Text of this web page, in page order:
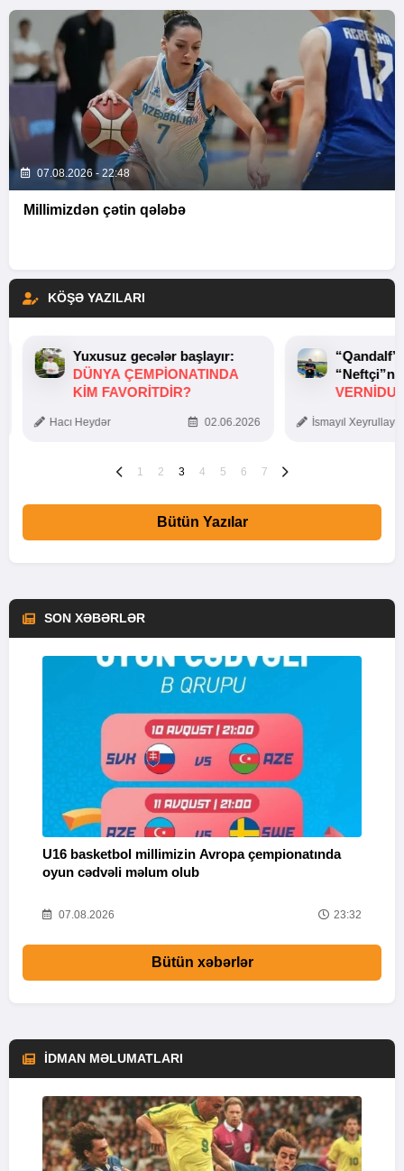
07.08.2026 - 22:48
Millimizdən çətin qələbə
KÖŞƏ YAZILARI
Yuxusuz gecələr başlayır:
DÜNYA ÇEMPIONATINDA
KIM FAVORITDIR?
Hacı Heydər 02.06.2026 İsmayıl
1 2 3 4 5 6 7
Bütün Yazılar
SON XƏBƏRLƏR
U16 basketbol millimizin Avropa çempionatında
oyun cədvəli məlum olub
07.08.2026 23:32
Bütün xəbərlər
İDMAN MƏLUMATLARI